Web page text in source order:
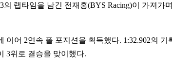
의 랩타임을 남긴 전재홍(BYS Racing)이 가져
이어 2연속 폴 포지션을 획득했다. 1:32.902의
3위로 결승을 맞이했다.